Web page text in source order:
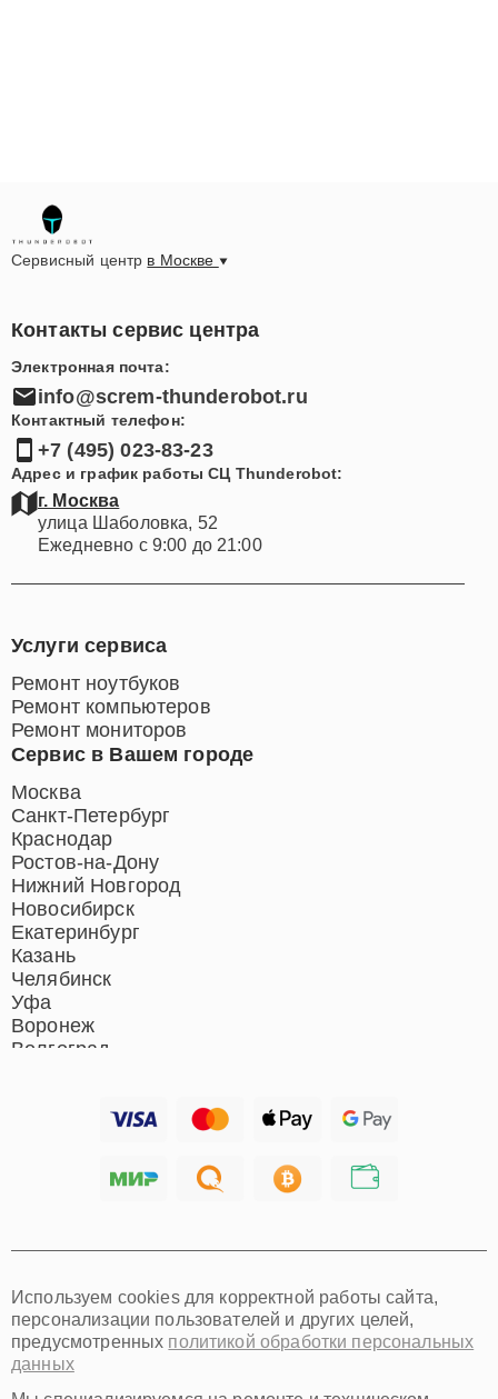
Сервисный центр в Москве
Контакты сервис центра
Электронная почта:
info@screm-thunderobot.ru
Контактный телефон:
+7 (495) 023-83-23
Адрес и график работы СЦ Thunderobot:
г. Москва
улица Шаболовка, 52
Ежедневно с 9:00 до 21:00
Сервис в Вашем городе
Москва
Санкт-Петербург
Краснодар
Ростов-на-Дону
Нижний Новгород
Новосибирск
Екатеринбург
Казань
Челябинск
Уфа
Воронеж
Волгоград
Хабаровск
Омск
Красноярск
Пермь
Ульяновск
Услуги сервиса
Ремонт ноутбуков
Ремонт компьютеров
Ремонт мониторов
Используем cookies для корректной работы сайта,
персонализации пользователей и других целей,
предусмотренных политикой обработки персональных
данных